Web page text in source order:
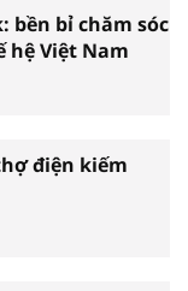
bền bỉ chăm sóc
hệ Việt Nam
điện kiếm